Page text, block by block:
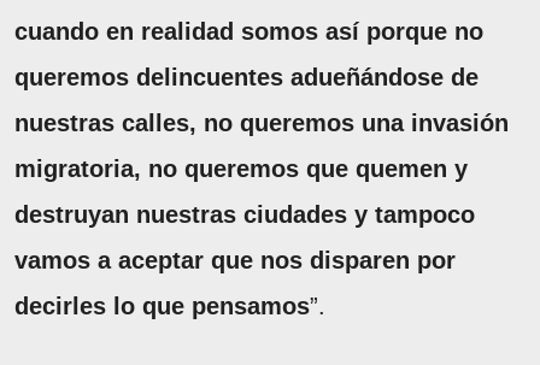
cuando en realidad somos así porque no
queremos delincuentes adueñándose de
nuestras calles, no queremos una invasión
migratoria, no queremos que quemen y
destruyan nuestras ciudades y tampoco
vamos a aceptar que nos disparen por
decirles lo que pensamos”.